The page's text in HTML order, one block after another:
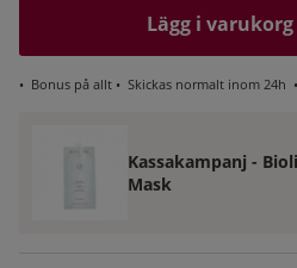
Lägg i varukorg
• Bonus på allt • Skickas normalt inom 24h •
Kassakampanj -
Mask